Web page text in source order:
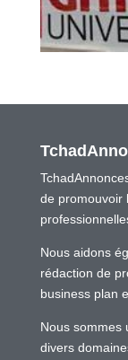
de promouvoir
Nous aidons
rédaction de
business plan
Nous sommes
divers